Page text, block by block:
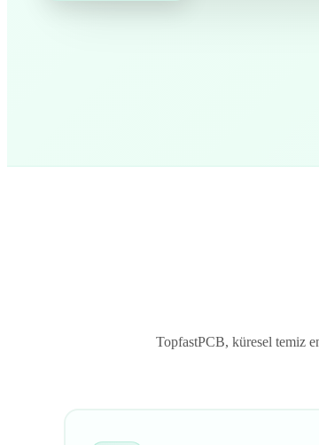
TopfastPCB, küresel temiz